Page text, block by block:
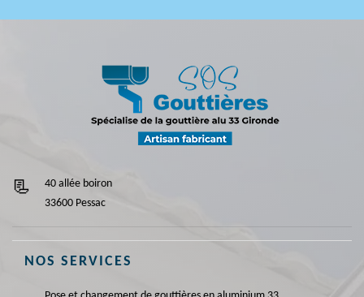
40 allée boiron
33600 Pessac
NOS SERVICES